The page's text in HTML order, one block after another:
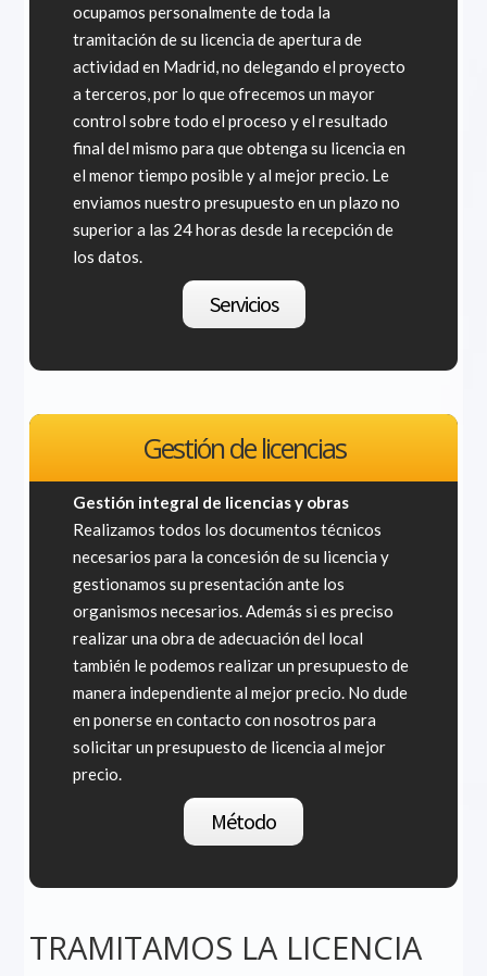
ocupamos personalmente de toda la
tramitación de su licencia de apertura de
actividad en Madrid, no delegando el proyecto
a terceros, por lo que ofrecemos un mayor
control sobre todo el proceso y el resultado
final del mismo para que obtenga su licencia en
el menor tiempo posible y al mejor precio. Le
enviamos nuestro presupuesto en un plazo no
superior a las 24 horas desde la recepción de
los datos.
Servicios
Gestión de licencias
Gestión integral de licencias y obras
Realizamos todos los documentos técnicos
necesarios para la concesión de su licencia y
gestionamos su presentación ante los
organismos necesarios. Además si es preciso
realizar una obra de adecuación del local
también le podemos realizar un presupuesto de
manera independiente al mejor precio. No dude
en ponerse en contacto con nosotros para
solicitar un presupuesto de licencia al mejor
precio.
Método
TRAMITAMOS LA LICENCIA